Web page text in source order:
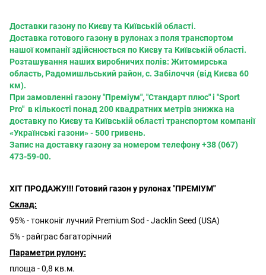
Доставки газону по Києву та Київській області.
Доставка готового газону в рулонах з поля транспортом
нашої компанії здійснюється по Києву та Київській області.
Розташування наших виробничих полів: Житомирська
область, Радомишльський район, с. Забілоччя (від Києва 60
км).
При замовленні газону "Преміум", "Стандарт плюс" і "Sport
Pro" в кількості понад 200 квадратних метрів знижка на
доставку по Києву та Київській області транспортом компанії
«Українські газони» - 500 гривень.
Запис на доставку газону за номером телефону +38 (067)
473-59-00.
ХІТ ПРОДАЖУ!!! Готовий газон у рулонах "ПРЕМІУМ"
Склад:
95% - тонконіг лучний Premium Sod - Jacklin Seed (USA)
5% - райграс багаторічний
Параметри рулону:
площа - 0,8 кв.м.